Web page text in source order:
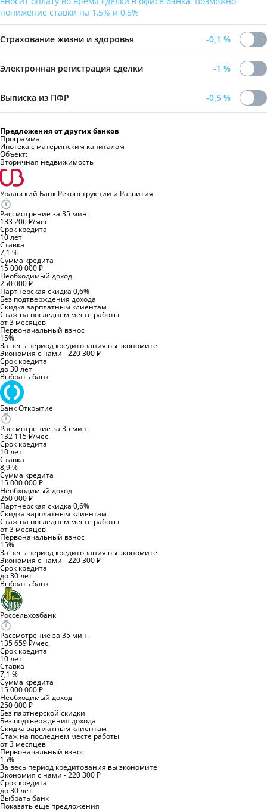
понижение ставки на 1,5% и 0,5%
Страхование жизни и здоровья -0,1 %
Электронная регистрация сделки -1 %
Выписка из ПФР -0,5 %
Предложения от других банков
Программа:
Ипотека с материнским капиталом
Объект:
Вторичная недвижимость
Уральский Банк Реконструкции и Развития
Рассмотрение за 35 мин.
133 206 ₽/мес.
Срок кредита
10 лет
Ставка
7,1 %
Сумма кредита
15 000 000 ₽
Необходимый доход
250 000 ₽
Партнерская скидка 0,6%
Без подтверждения дохода
Скидка зарплатным клиентам
Стаж на последнем месте работы
от 3 месяцев
Первоначальный взнос
15%
За весь период кредитования вы экономите
Экономия с нами - 220 300 ₽
Срок кредита
до 30 лет
Выбрать банк
Банк Открытие
Рассмотрение за 35 мин.
132 115 ₽/мес.
Срок кредита
10 лет
Ставка
8,9 %
Сумма кредита
15 000 000 ₽
Необходимый доход
260 000 ₽
Партнерская скидка 0,6%
Скидка зарплатным клиентам
Стаж на последнем месте работы
от 3 месяцев
Первоначальный взнос
15%
За весь период кредитования вы экономите
Экономия с нами - 220 300 ₽
Срок кредита
до 30 лет
Выбрать банк
Россельхозбанк
Рассмотрение за 35 мин.
135 659 ₽/мес.
Срок кредита
10 лет
Ставка
7,1 %
Сумма кредита
15 000 000 ₽
Необходимый доход
250 000 ₽
Без партнерской скидки
Без подтверждения дохода
Скидка зарплатным клиентам
Стаж на последнем месте работы
от 3 месяцев
Первоначальный взнос
15%
За весь период кредитования вы экономите
Экономия с нами - 220 300 ₽
Срок кредита
до 30 лет
Выбрать банк
Показать ещё предложения